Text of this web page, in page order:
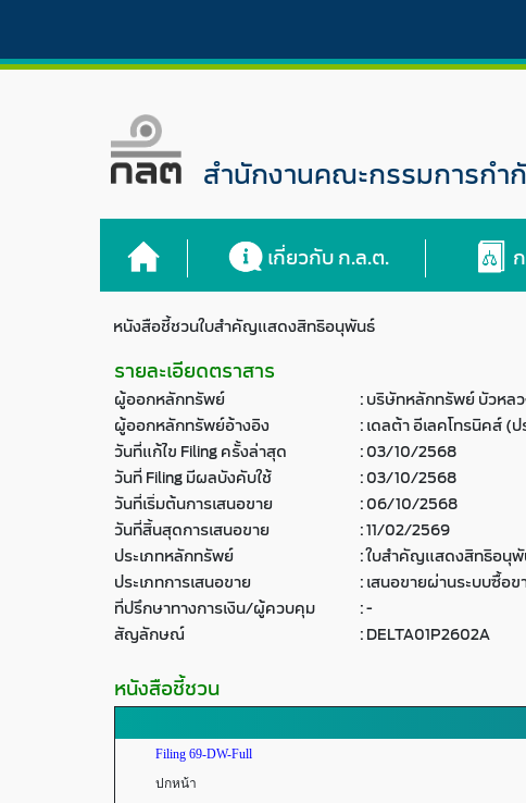
สำนักงานคณะกรรมการก
เกี่ยวกับ ก.ล.ต.
หนังสือชี้ชวนใบสำคัญแสดงสิทธิอนุพันธ์
รายละเอียดตราสาร
ผู้ออกหลักทรัพย์ :บริษัทหลักทรัพย์ บัวหล
ผู้ออกหลักทรัพย์อ้างอิง
:เดลต้า อีเลคโทรนิคส์ (ป
วันที่แก้ไข Filing ครั้งล่าสุด
:03/10/2568
วันที่ Filing มีผลบังคับใช้
:03/10/2568
วันที่เริ่มต้นการเสนอขาย
:06/10/2568
วันที่สิ้นสุดการเสนอขาย
:11/02/2569
ประเภทหลักทรัพย์
:ใบสำคัญแสดงสิทธิอนุ
ประเภทการเสนอขาย
:เสนอขายผ่านระบบซื้อ
ที่ปรึกษาทางการเงิน/ผู้ควบคุม
:-
สัญลักษณ์
:DELTA01P2602A
หนังสือชี้ชวน
Filing 69-DW-Full
ปกหน้า